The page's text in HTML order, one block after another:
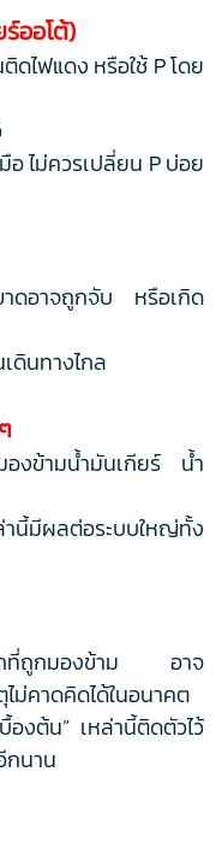
ร์ออโต้)
ไฟแดง หรือใช้ P โดย
อ ไม่ควรเปลี่ยน P บ่อย
ดอาจถูกจับ หรือเกิด
ดินทางไกล
งข้ามน้ำมันเกียร์ น้ำ
นี้มีผลต่อระบบใหญ่ทั้ง
รถที่ถูกมองข้าม อาจ
ม่คาดคิดได้ในอนาคต
องต้น” เหล่านี้ติดตัวไว้
กนาน